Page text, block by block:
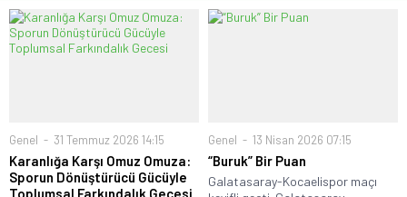
Genel 31 Temmuz 2026 14:15
Karanlığa Karşı Omuz Omuza:
Sporun Dönüştürücü Gücüyle
Toplumsal Farkındalık Gecesi
Genel 13 Nisan 2026 07:15
“Buruk” Bir Puan
Galatasaray-Kocaelispor maçı